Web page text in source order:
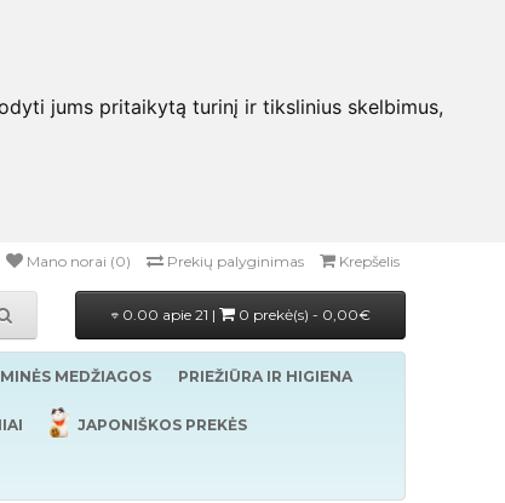
jums pritaikytą turinį ir tikslinius skelbimus,
Mano norai (0) Prekių palyginimas Krepšelis
0.00 apie 21 | 0 prekė(s) - 0,00€
MEDŽIAGOS PRIEŽIŪRA IR HIGIENA
JAPONIŠKOS PREKĖS